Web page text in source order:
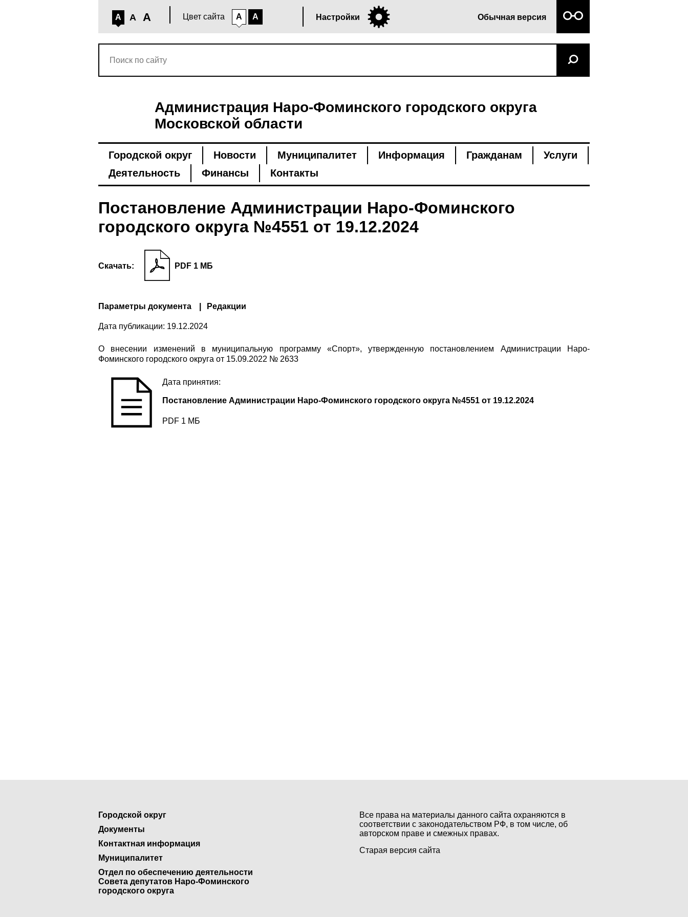
A A A Цвет сайта A A Настройки Обычная версия
Администрация Наро-Фоминского городского округа
Московской области
Городской округ Новости Муниципалитет Информация Гражданам
Услуги
Деятельность
Финансы Контакты
Постановление Администрации Наро-Фоминского
городского округа №4551 от 19.12.2024
Скачать: PDF 1 МБ
Параметры документа Редакции
Дата публикации: 19.12.2024
О внесении изменений в муниципальную программу «Спорт», утвержденную постановлением Администрации Наро-
Фоминского городского округа от 15.09.2022 № 2633
Дата принятия:
Постановление Администрации Наро-Фоминского городского округа №4551 от 19.12.2024
PDF 1 МБ
Городской округ
Документы
Контактная информация
Муниципалитет
Отдел по обеспечению деятельности
Совета депутатов Наро-Фоминского
городского округа
Все права на материалы данного сайта охраняются в
соответствии с законодательством РФ, в том числе, об
авторском праве и смежных правах.
Старая версия сайта